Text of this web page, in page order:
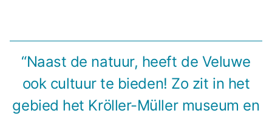
“Naast de natuur, heeft de Veluwe
ook cultuur te bieden! Zo zit in het
gebied het Kröller-Müller museum en